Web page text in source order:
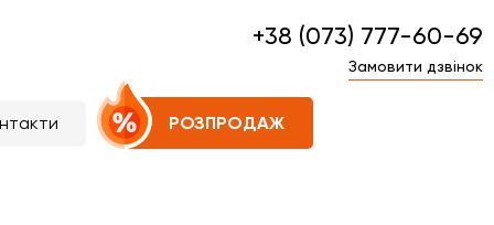
+38 (073) 777-60-69
Замовити дзвінок
РОЗПРОДАЖ